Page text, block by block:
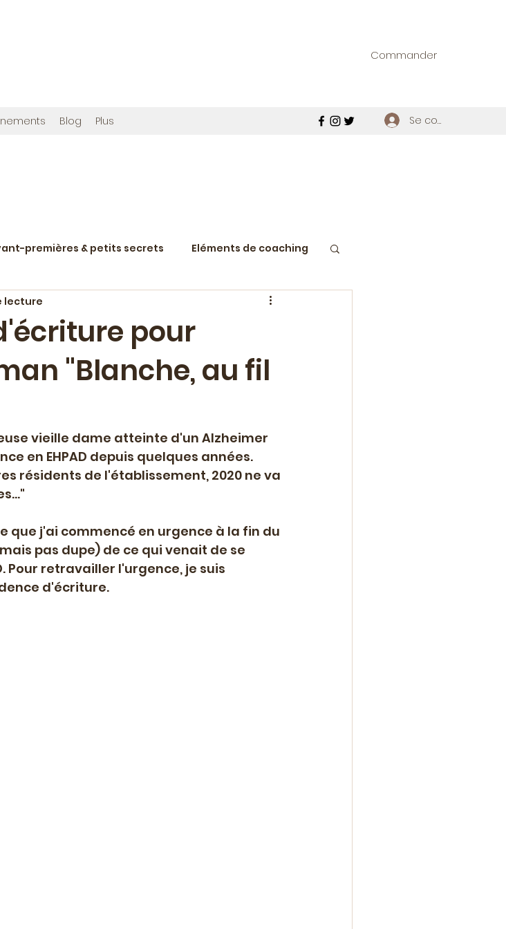
Commander
Blog Plus Se connecter
premières & petits secrets Eléments de coaching
Projet de maison d'édition
Education artistique et culturelle
pour
"Blanche, au fil
lecture
vieille dame atteinte d'un Alzheimer
en EHPAD depuis quelques années.
résidents de l'établissement, 2020 ne va
que j'ai commencé en urgence à la fin du
pas dupe) de ce qui venait de se
Pour retravailler l'urgence, je suis
d'écriture.